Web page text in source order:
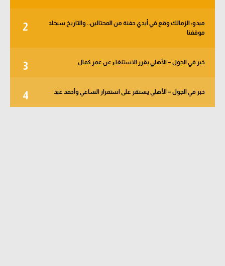
2
ميدو: الزمالك وقع في أيدي حفنة من المحتالين.. والتاريخ سيخلد
موقفنا
3 خبر في الجول – الأهلي يقرر الاستنغاء عن عمر كمال
4 خبر في الجول – الأهلي يستقر على استمرار الساعي وأحمد عيد